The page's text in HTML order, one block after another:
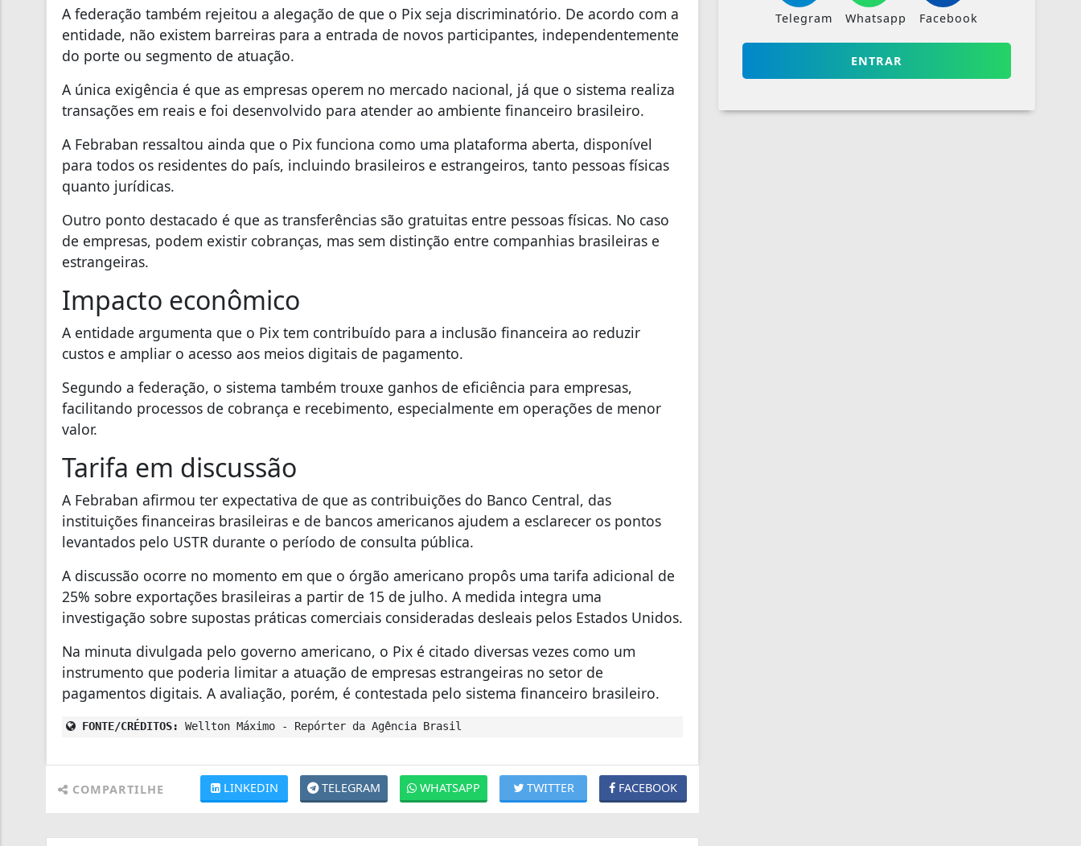
A federação também rejeitou a alegação de que o Pix seja discriminatório. De acordo com a
entidade, não existem barreiras para a entrada de novos participantes, independentemente
do porte ou segmento de atuação.
A única exigência é que as empresas operem no mercado nacional, já que o sistema realiza
transações em reais e foi desenvolvido para atender ao ambiente financeiro brasileiro.
A Febraban ressaltou ainda que o Pix funciona como uma plataforma aberta, disponível
para todos os residentes do país, incluindo brasileiros e estrangeiros, tanto pessoas físicas
quanto jurídicas.
Outro ponto destacado é que as transferências são gratuitas entre pessoas físicas. No caso
de empresas, podem existir cobranças, mas sem distinção entre companhias brasileiras e
estrangeiras.
Impacto econômico
A entidade argumenta que o Pix tem contribuído para a inclusão financeira ao reduzir
custos e ampliar o acesso aos meios digitais de pagamento.
Segundo a federação, o sistema também trouxe ganhos de eficiência para empresas,
facilitando processos de cobrança e recebimento, especialmente em operações de menor
valor.
Tarifa em discussão
A Febraban afirmou ter expectativa de que as contribuições do Banco Central, das
instituições financeiras brasileiras e de bancos americanos ajudem a esclarecer os pontos
levantados pelo USTR durante o período de consulta pública.
A discussão ocorre no momento em que o órgão americano propôs uma tarifa adicional de
25% sobre exportações brasileiras a partir de 15 de julho. A medida integra uma
investigação sobre supostas práticas comerciais consideradas desleais pelos Estados Unidos.
Na minuta divulgada pelo governo americano, o Pix é citado diversas vezes como um
instrumento que poderia limitar a atuação de empresas estrangeiras no setor de
pagamentos digitais. A avaliação, porém, é contestada pelo sistema financeiro brasileiro.
FONTE/CRÉDITOS: Wellton Máximo - Repórter da Agência Brasil
COMPARTILHE FACEBOOK
TWITTER
WHATSAPP
TELEGRAM
LINKEDIN
Telegram Whatsapp Facebook
ENTRAR